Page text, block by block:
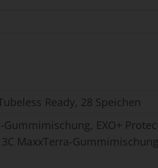
Ready, 28 Speichen
EXO+
MaxxTerra-